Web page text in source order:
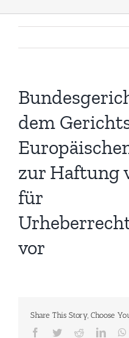
dem
zur Haftung
für
vor
Share This Story, Choose
Facebook
TwitterReddit